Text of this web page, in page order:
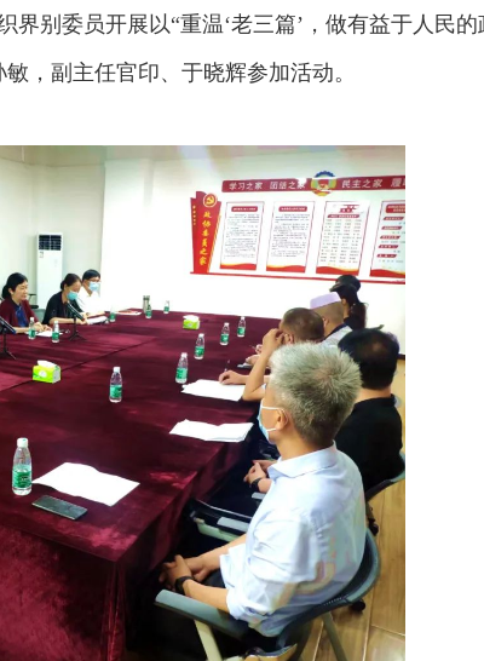
别委员开展以“重温‘老三篇’，做有益于人民
，副主任官印、于晓辉参加活动。